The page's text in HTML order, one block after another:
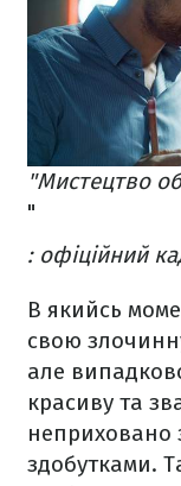
"Мистецтво
"
: офіційний
В якийсь
свою
але
красиву та
неприховано
здобутками.